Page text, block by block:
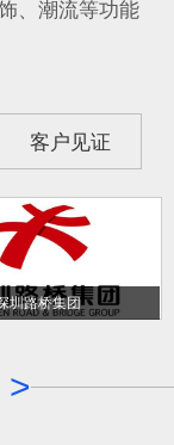
、潮流等功能
客户见证
圳路桥集团
>